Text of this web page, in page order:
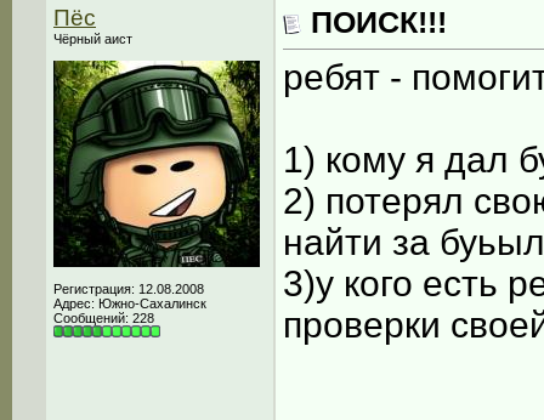
Пёс
Чёрный аист
Регистрация: 12.08.2008
Адрес: Южно-Сахалинск
Сообщений: 228
ПОИСК!!!
ребят -
1) кому я дал
2) потерял
найти за
3)у кого есть
проверки